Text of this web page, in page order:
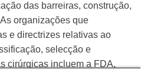
das barreiras, construção,
organizações que
e directrizes relativas ao
selecção e
cirúrgicas incluem a FDA,